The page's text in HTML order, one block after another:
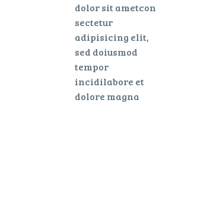
dolor sit ametcon
sectetur
adipisicing elit,
sed doiusmod
tempor
incidilabore et
dolore magna